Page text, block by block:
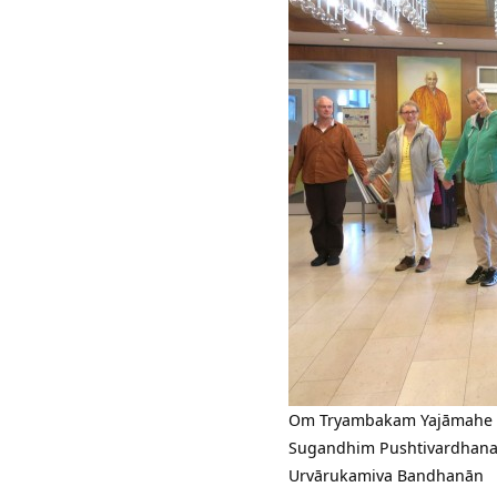
Om Tryambakam Yajāmahe
Sugandhim
Urvārukamiva Bandhanān